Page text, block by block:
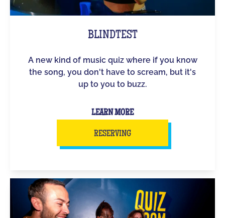
BLINDTEST
A new kind of music quiz where if you know
the song, you don't have to scream, but it's
up to you to buzz.
LEARN MORE
RESERVING